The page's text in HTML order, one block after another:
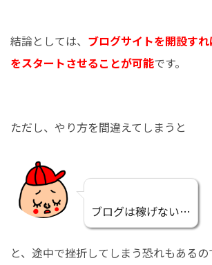
結論としては、 ブログサイトを開設す
をスタートさせることが可能です。
ただし、やり方を間違えてしまうと
ブログは稼げない…
と、途中で挫折してしまう恐れもある